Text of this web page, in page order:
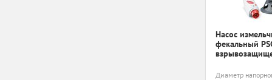
Насос
фекальный
Диаметр